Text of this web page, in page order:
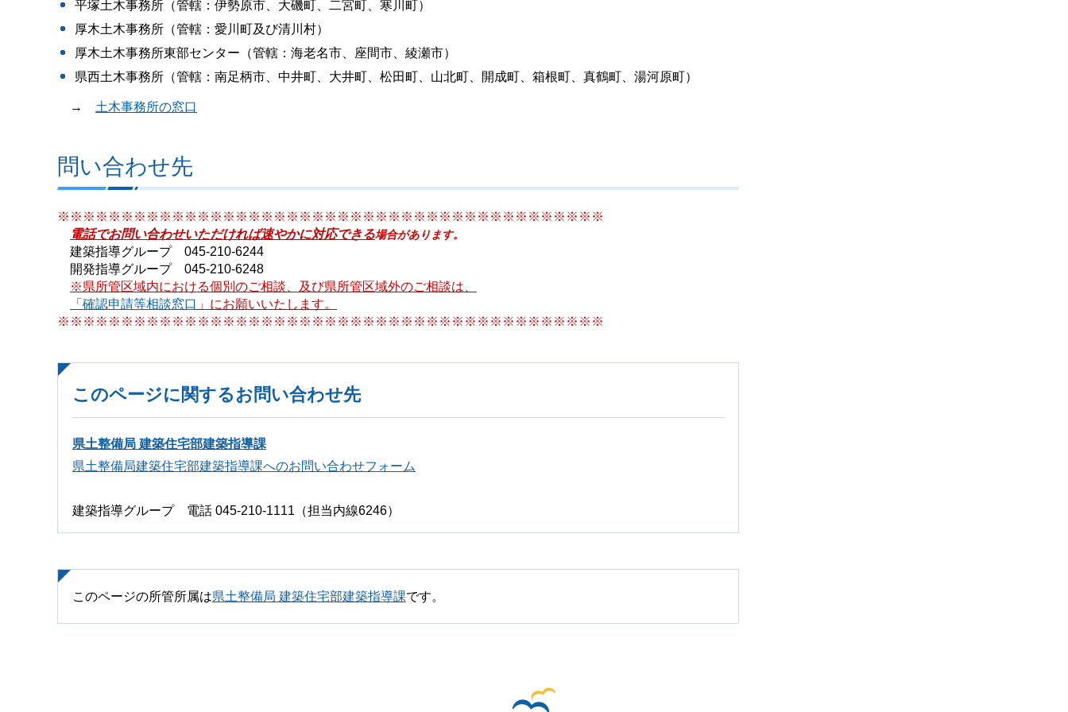
平塚土木事務所（管轄：伊勢原市、大磯町、二宮町、寒川町）
厚木土木事務所（管轄：愛川町及び清川村）
厚木土木事務所東部センター（管轄：海老名市、座間市、綾瀬市）
県西土木事務所（管轄：南足柄市、中井町、大井町、松田町、山北町、開成町、箱根町、真鶴町、湯河原町）
→ 土木事務所の窓口
問い合わせ先
※※※※※※※※※※※※※※※※※※※※※※※※※※※※※※※※※※※※※※※※※※※
電話でお問い合わせいただければ速やかに対応できる場合があります。
建築指導グループ 045-210-6244
開発指導グループ 045-210-6248
※県所管区域内における個別のご相談、及び県所管区域外のご相談は、
「 確認申請等相談窓口 」にお願いいたします。
※※※※※※※※※※※※※※※※※※※※※※※※※※※※※※※※※※※※※※※※※※※
このページに関するお問い合わせ先
県土整備局 建築住宅部建築指導課
県土整備局建築住宅部建築指導課へのお問い合わせフォーム
建築指導グループ 電話 045-210-1111（担当内線6246）
このページの所管所属は県土整備局 建築住宅部建築指導課です。